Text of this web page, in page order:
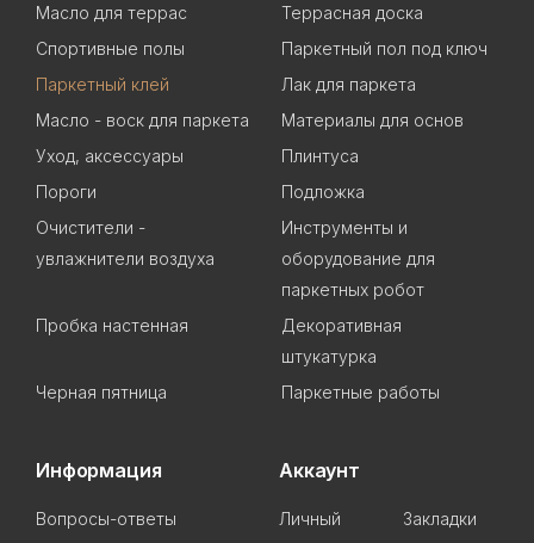
Масло для террас
Террасная доска
Спортивные полы
Паркетный пол под ключ
Паркетный клей
Лак для паркета
Масло - воск для паркета
Материалы для основ
Уход, аксессуары
Плинтуса
Пороги
Подложка
Очистители -
увлажнители воздуха
Инструменты и
оборудование для
паркетных робот
Пробка настенная
Декоративная
штукатурка
Черная пятница
Паркетные работы
Информация
Вопросы-ответы
Аккаунт
Личный
Закладки